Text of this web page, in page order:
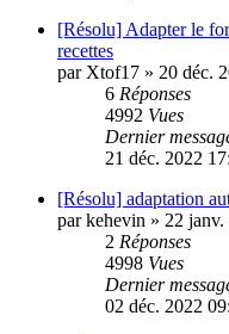
[Résolu] Adapter le
recettes
par Xtof17 » 20 déc.
6 Réponses
4992 Vues
Dernier
21 déc. 2022
[Résolu] adaptation
parkehevin » 22
2 Réponses
4998 Vues
Dernier
02 déc. 2022